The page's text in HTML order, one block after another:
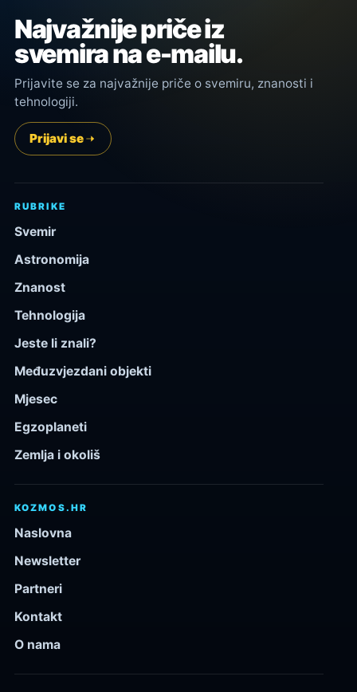
Najvažnije priče iz
svemira na e-mailu.
Prijavite se za najvažnije priče o svemiru, znanosti i
tehnologiji.
Prijavi se
RUBRIKE
Svemir
Astronomija
Znanost
Tehnologija
Jeste li znali?
Međuzvjezdani objekti
Mjesec
Egzoplaneti
Zemlja i okoliš
KOZMOS.HR
Naslovna
Newsletter
Partneri
Kontakt
O nama